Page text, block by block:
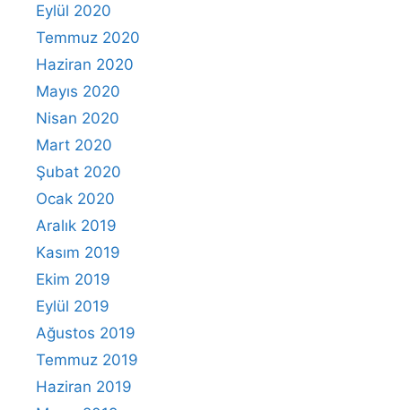
Eylül 2020
Temmuz 2020
Haziran 2020
Mayıs 2020
Nisan 2020
Mart 2020
Şubat 2020
Ocak 2020
Aralık 2019
Kasım 2019
Ekim 2019
Eylül 2019
Ağustos 2019
Temmuz 2019
Haziran 2019